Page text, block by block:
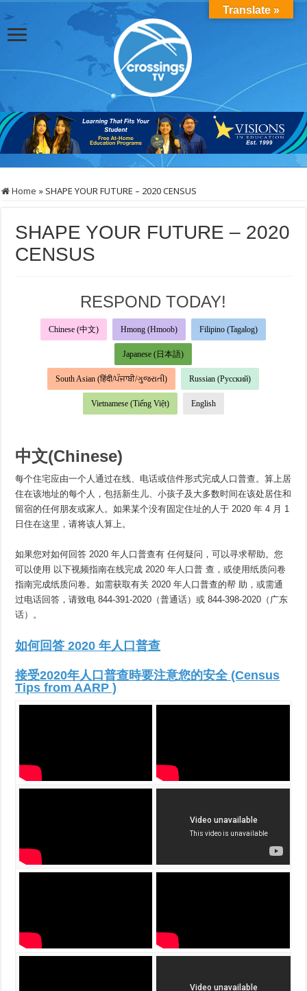
Home »SHAPE YOUR FUTURE – 2020 CENSUS
SHAPE YOUR FUTURE – 2020
CENSUS
RESPOND TODAY!
Chinese (中文) Hmong (Hmoob) Filipino (Tagalog)
Japanese (日本語)
South Asian (हिंदी/ਪੰਜਾਬੀ/ગુજરાતી) Russian (Русский)
Vietnamese (Tiếng Việt) English
中文(Chinese)
每个住宅应由一个人通过在线、电话或信件形式完成人口普查。算上居
住在该地址的每个人，包括新生儿、小孩子及大多数时间在该处居住和
留宿的任何朋友或家人。如果某个没有固定住址的人于 2020 年 4 月 1
日住在这里，请将该人算上。
如果您对如何回答 2020 年人口普查有 任何疑问，可以寻求帮助。您
可以使用 以下视频指南在线完成 2020 年人口普 查，或使用纸质问卷
指南完成纸质问卷。如需获取有关 2020 年人口普查的帮 助，或需通
过电话回答，请致电 844-391-2020（普通话）或 844-398-2020（广东
话）。
如何回答 2020 年人口普查
接受2020年人口普查時要注意您的安全 (Census
Tips from AARP )
Translate »